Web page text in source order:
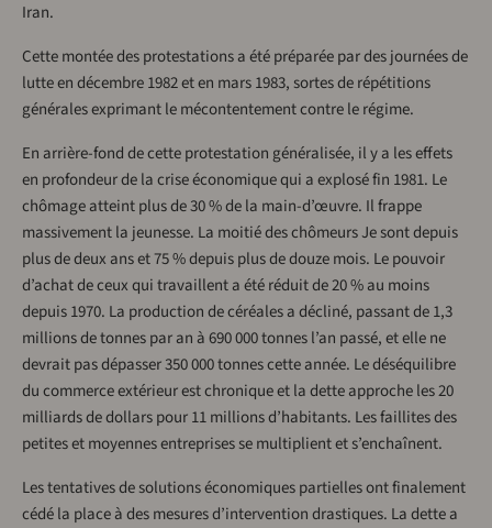
Iran.
Cette montée des protestations a été préparée par des journées de
lutte en décembre 1982 et en mars 1983, sortes de répétitions
générales exprimant le mécontentement contre le régime.
En arrière-fond de cette protestation généralisée, il y a les effets
en profondeur de la crise économique qui a explosé fin 1981. Le
chômage atteint plus de 30 % de la main-d’œuvre. Il frappe
massivement la jeunesse. La moitié des chômeurs Je sont depuis
plus de deux ans et 75 % depuis plus de douze mois. Le pouvoir
d’achat de ceux qui travaillent a été réduit de 20 % au moins
depuis 1970. La production de céréales a décliné, passant de 1,3
millions de tonnes par an à 690 000 tonnes l’an passé, et elle ne
devrait pas dépasser 350 000 tonnes cette année. Le déséquilibre
du commerce extérieur est chronique et la dette approche les 20
milliards de dollars pour 11 millions d’habitants. Les faillites des
petites et moyennes entreprises se multiplient et s’enchaînent.
Les tentatives de solutions économiques partielles ont finalement
cédé la place à des mesures d’intervention drastiques. La dette a